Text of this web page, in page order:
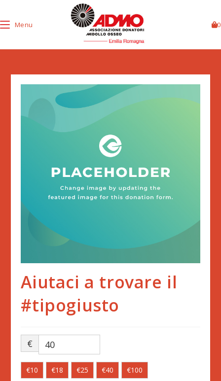
Menu 0
Aiutaci a trovare il
#tipogiusto
€
€10 €18 €25 €40 €100